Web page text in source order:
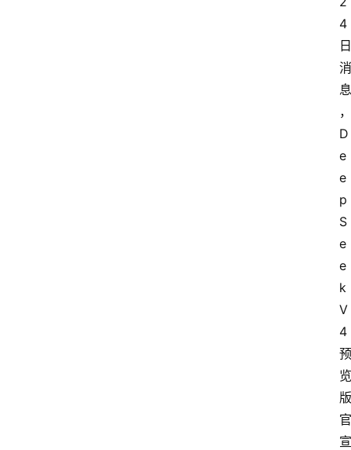
4
日
消
息
，
D
e
e
p
S
e
e
k
V
4
预
览
版
官
宣